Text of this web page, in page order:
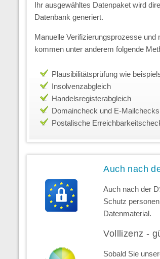
Ihr ausgewähltes Datenpaket wird
Datenbank generiert.
Manuelle Verifizierungsprozesse
kommen unter anderem folgende
Plausibilitätsprüfung wie
Insolvenzabgleich
Handelsregisterabgleich
Domaincheck und E-Mailchecks
Postalische
Auch nach
Auch nach der
Schutz
Datenmaterial.
Volllizenz -
Sobald Sie